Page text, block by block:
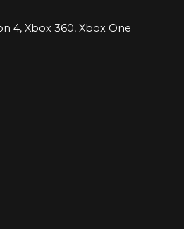
4, Xbox 360, Xbox One